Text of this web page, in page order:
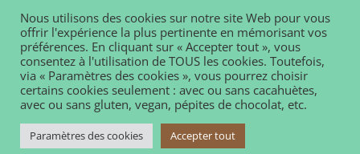
Filles de Vignes est un podcast sur les femmes dans le milieu du vin
créé en 2020 par Marie-Ève Lacasse & Laurent Le Coustumer. Il est
diffusé surRadio Vino et toutes les plateformes de podcasts.
Tous droits réservés, 2026 Design :
Nous utilisons des cookies sur notre site Web pour vous
offrir l'expérience la plus pertinente en mémorisant vos
préférences. En cliquant sur « Accepter tout », vous
consentez à l'utilisation de TOUS les cookies. Toutefois,
via « Paramètres des cookies », vous pourrez choisir
certains cookies seulement : avec ou sans cacahuètes,
avec ou sans gluten, vegan, pépites de chocolat, etc.
Paramètres des cookies Accepter tout